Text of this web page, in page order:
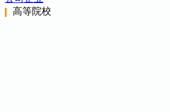
高等院校